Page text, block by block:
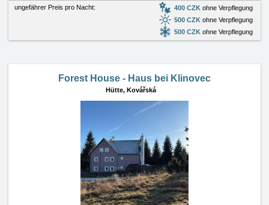
ungefährer Preis pro Nacht: 400 CZK ohne Verpflegung
500 CZK ohne Verpflegung
500 CZK ohne Verpflegung
Forest House - Haus bei Klinovec
Hütte, Kovářská